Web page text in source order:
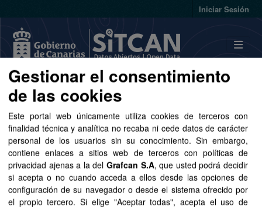
Iniciar Sesión
Conjuntos de datos
Ordenar por
1 conjunto de datos encontrado
Gestionar el consentimiento
de las cookies
Este portal web únicamente utiliza cookies de terceros con
finalidad técnica y analítica no recaba ni cede datos de carácter
personal de los usuarios sin su conocimiento. Sin embargo,
contiene enlaces a sitios web de terceros con políticas de
privacidad ajenas a la del Grafcan S.A, que usted podrá decidir
si acepta o no cuando acceda a ellos desde las opciones de
configuración de su navegador o desde el sistema ofrecido por
el propio tercero. Si elige "Aceptar todas", acepta el uso de